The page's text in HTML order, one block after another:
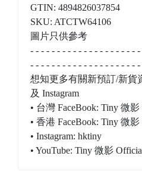
GTIN: 4894826037854
SKU: ATCTW64106
圖片只供參考
- - - - - - - - - - - - - - - - - - - -
- - - - - - - - - - - - - - - - - - - -
想知更多有關新預訂/新貨
及 Instagram
• 台灣 FaceBook: Tiny 微影
• 香港 FaceBook: Tiny 微
• Instagram: hktiny
• YouTube: Tiny 微影